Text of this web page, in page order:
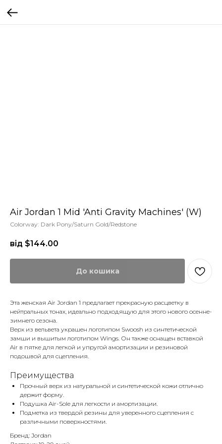
Air Jordan 1 Mid 'Anti Gravity Machines' (W)
Colorway: Dark Pony/Saturn Gold/Redstone
від $144.00
До кошика
Эта женская Air Jordan 1 предлагает прекрасную расцветку в
нейтральных тонах, идеально подходящую для этого нового осенне-
зимнего сезона.
Верх из вельвета украшен логотипом Swoosh из синтетической
замши и вышитым логотипом Wings. Он также оснащен вставкой
Air в пятке для легкой и упругой амортизации и резиновой
подошвой для сцепления.
Преимущества
Прочный верх из натуральной и синтетической кожи отлично
держит форму.
Подушка Air-Sole для легкости и амортизации.
Подметка из твердой резины для уверенного сцепления с
различными поверхностями.
Бренд: Jordan